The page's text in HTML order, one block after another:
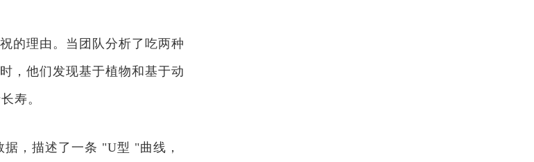
的理由。当团队分析了吃两种
，他们发现基于植物和基于动
寿。
，描述了一条 "U型 "曲线，